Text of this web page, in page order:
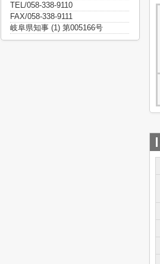
TEL/058-338-9110
FAX/058-338-9111
岐阜県知事 (1) 第005166号